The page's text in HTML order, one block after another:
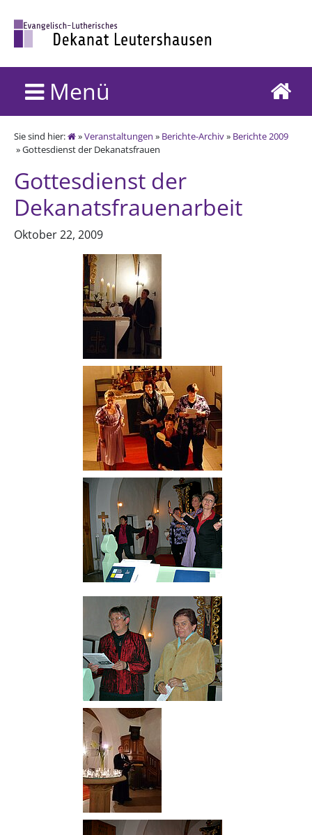
Menü
Sie sind hier: »Veranstaltungen » Berichte-Archiv» Berichte 2009
» Gottesdienst der Dekanatsfrauen
Gottesdienst der
Dekanatsfrauenarbeit
Oktober 22, 2009